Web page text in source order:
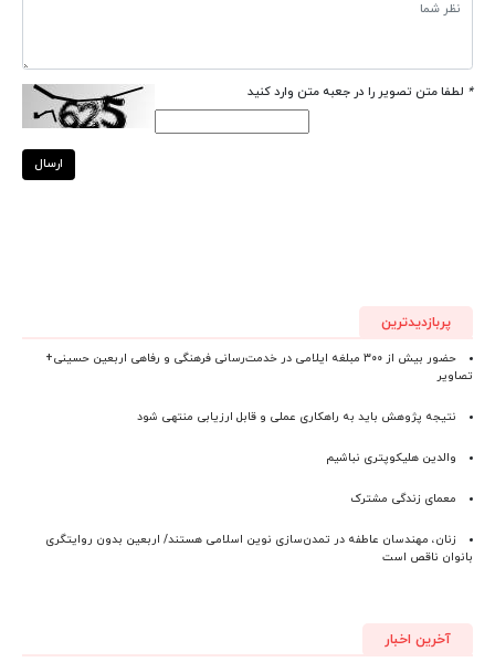
* لطفا متن تصویر را در جعبه متن وارد کنید
ارسال
پربازدیدترین
حضور بیش از ۳۰۰ مبلغه ایلامی در خدمت‌رسانی فرهنگی و رفاهی اربعین حسینی+
تصاویر
نتیجه پژوهش باید به راهکاری عملی و قابل ارزیابی منتهی شود
والدین هلیکوپتری نباشیم
معمای زندگی مشترک
زنان، مهندسان عاطفه در تمدن‌سازی نوین اسلامی هستند/ اربعین بدون روایتگری
بانوان ناقص است
آخرین اخبار